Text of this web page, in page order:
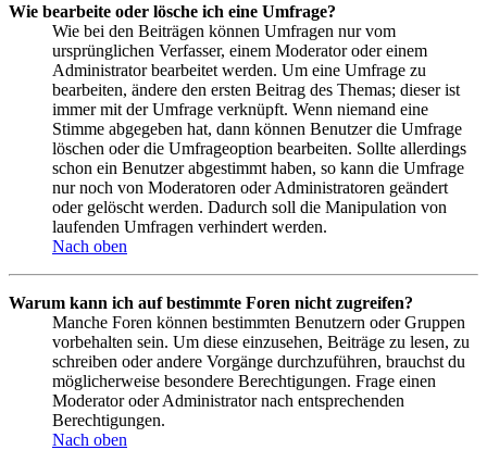
Wie bearbeite oder lösche ich eine Umfrage?
Wie bei den Beiträgen können Umfragen nur vom
ursprünglichen Verfasser, einem Moderator oder einem
Administrator bearbeitet werden. Um eine Umfrage zu
bearbeiten, ändere den ersten Beitrag des Themas; dieser ist
immer mit der Umfrage verknüpft. Wenn niemand eine
Stimme abgegeben hat, dann können Benutzer die Umfrage
löschen oder die Umfrageoption bearbeiten. Sollte allerdings
schon ein Benutzer abgestimmt haben, so kann die Umfrage
nur noch von Moderatoren oder Administratoren geändert
oder gelöscht werden. Dadurch soll die Manipulation von
laufenden Umfragen verhindert werden.
Nach oben
Warum kann ich auf bestimmte Foren nicht zugreifen?
Manche Foren können bestimmten Benutzern oder Gruppen
vorbehalten sein. Um diese einzusehen, Beiträge zu lesen, zu
schreiben oder andere Vorgänge durchzuführen, brauchst du
möglicherweise besondere Berechtigungen. Frage einen
Moderator oder Administrator nach entsprechenden
Berechtigungen.
Nach oben